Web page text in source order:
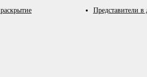
Представители в